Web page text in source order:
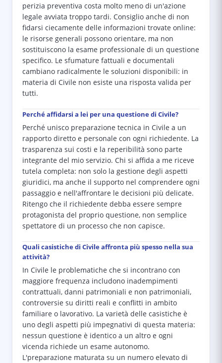
perizia preventiva costa molto meno di un'azione
legale avviata troppo tardi. Consiglio anche di non
fidarsi ciecamente delle informazioni trovate online:
le risorse generali possono orientare, ma non
sostituiscono la esame professionale di un questione
specifico. Le sfumature fattuali e documentali
cambiano radicalmente le soluzioni disponibili: in
materia di Civile non esiste una risposta valida per
tutti.
Perché affidarsi a lei per una questione di Civile?
Perché unisco preparazione tecnica in Civile a un
rapporto diretto e personale con ogni richiedente. La
trasparenza sui costi e la reperibilità sono parte
integrante del mio servizio. Chi si affida a me riceve
tutela completa: non solo la gestione degli aspetti
giuridici, ma anche il supporto nel comprendere ogni
passaggio e nell'affrontare le decisioni più delicate.
Ritengo che il richiedente debba essere sempre
protagonista del proprio questione, non semplice
spettatore di un processo che non capisce.
Quali casistiche di Civile affronta più spesso nella sua
attività?
In Civile le problematiche che si incontrano con
maggiore frequenza includono inadempimenti
contrattuali, danni patrimoniali e non patrimoniali,
controversie su diritti reali e conflitti in ambito
familiare o lavorativo. La varietà delle casistiche è
uno degli aspetti più impegnativi di questa materia:
nessun questione è identico a un altro e ogni
vicenda richiede un esame autonomo.
L'preparazione maturata su un numero elevato di